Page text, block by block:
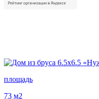
площадь
73 м2